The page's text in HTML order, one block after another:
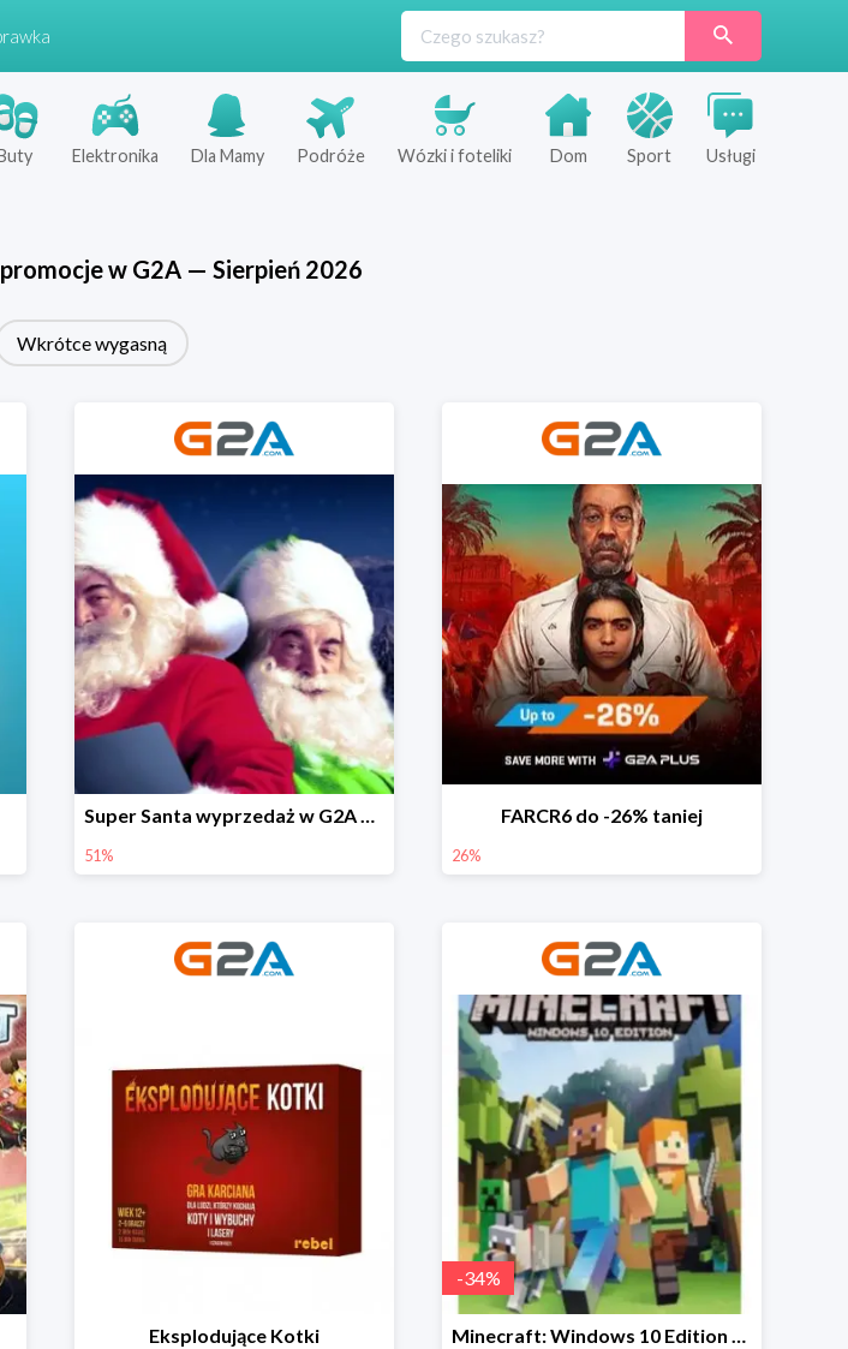
Elektronika Dla Mamy Podróże Wózki i foteliki Dom Sport Usługi
w G2A— Sierpień 2026
Wkrótce wygasną
Super Santa wyprzedaż w G2A do -51%
51%
FARCR6 do -26% taniej
26%
Eksplodujące Kotki
-34%
Minecraft: Windows 10 Edition (PC) - Microsoft Key - GLOBAL -31%